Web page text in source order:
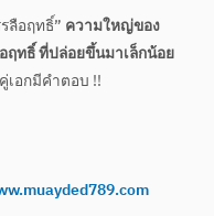
ลือฤทธิ์” ความใหญ่ของ
ฤทธิ์ ที่ปล่อยขึ้นมาเล็กน้อย
เอกมีคำตอบ !!